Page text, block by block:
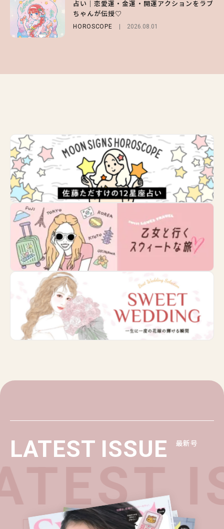
占い｜恋愛運・金運・開運アクションをラブ
ちゃんが伝授♡
HOROSCOPE 2026.08.01
ッドな秋はじめ｜2026秋の新作コーデ4選
ー＆可愛すぎる「大人の肌見せ」トップス3
選
FASHION 2026.07.19
LATEST ISSUE 最新号